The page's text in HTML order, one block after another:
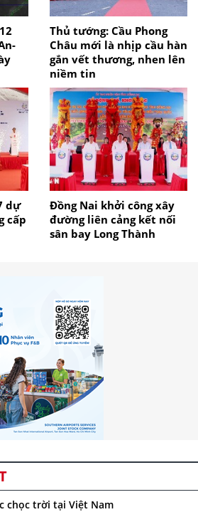
Thủ tướng: Cầu Phong
Châu mới là nhịp cầu hàn
gắn vết thương, nhen lên
niềm tin
dự
cấp
Đồng Nai khởi công xây
đường liên cảng kết nối
sân bay Long Thành
chọc trời tại Việt Nam